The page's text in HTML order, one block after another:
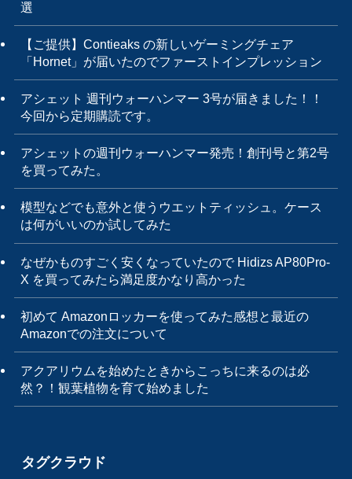
選
【ご提供】Contieaks の新しいゲーミングチェア
「Hornet」が届いたのでファーストインプレッション
アシェット 週刊ウォーハンマー 3号が届きました！！
今回から定期購読です。
アシェットの週刊ウォーハンマー発売！創刊号と第2号
を買ってみた。
模型などでも意外と使うウエットティッシュ。ケース
は何がいいのか試してみた
なぜかものすごく安くなっていたので Hidizs AP80Pro-
X を買ってみたら満足度かなり高かった
初めて Amazonロッカーを使ってみた感想と最近の
Amazonでの注文について
アクアリウムを始めたときからこっちに来るのは必
然？！観葉植物を育て始めました
タグクラウド